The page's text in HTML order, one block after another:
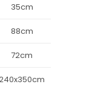
35cm
88cm
72cm